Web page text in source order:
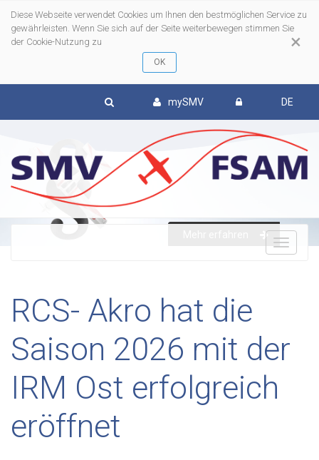
×
Diese Webseite verwendet Cookies um Ihnen den bestmöglichen Service zu
gewährleisten. Wenn Sie sich auf der Seite weiterbewegen stimmen Sie
der Cookie-Nutzung zu
mySMV DE
RCS- Akro hat die
Saison 2026 mit der
IRM Ost erfolgreich
eröffnet